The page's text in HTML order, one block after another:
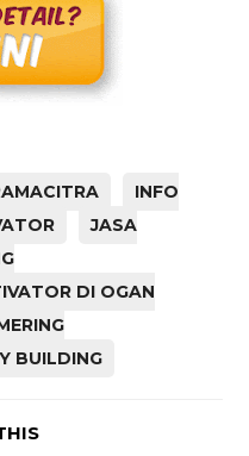
INFO
JASA
DI OGAN
BUILDING